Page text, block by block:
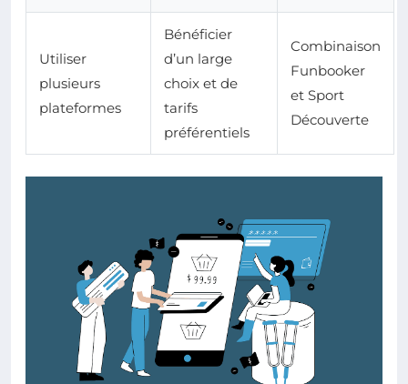
Utiliser
plusieurs
plateformes
Bénéficier
d’un large
choix et de
tarifs
préférentiels
Combinaison
Funbooker
et Sport
Découverte